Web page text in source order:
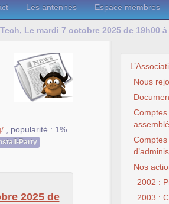
Les antennes Espace membres
Le mardi 7 octobre 2025 de 19h00 à
popularité : 1%
Party
2025 de
Nous
Nos
2002 :
2003 :